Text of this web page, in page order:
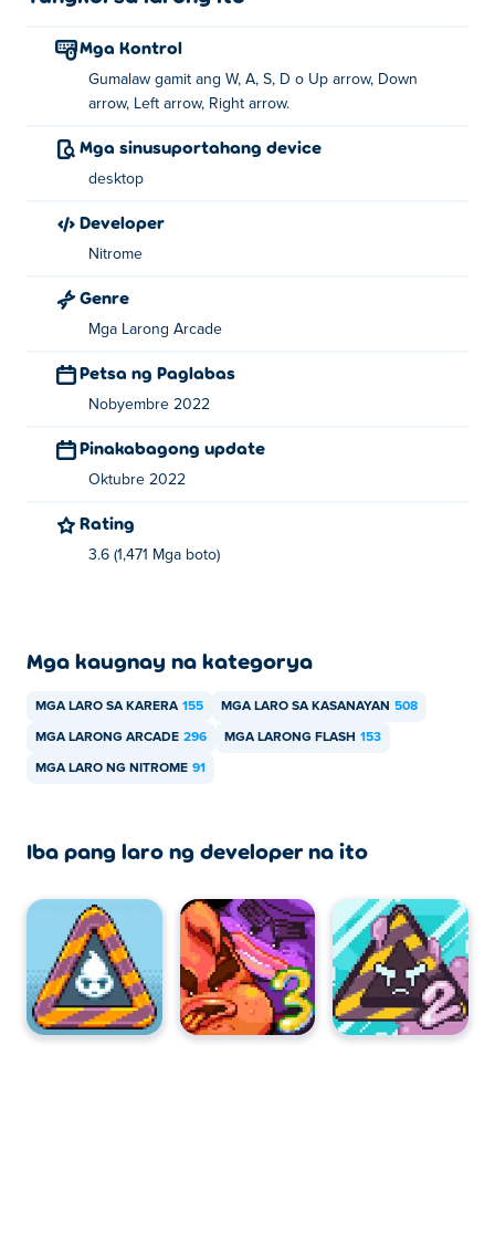
Mga Kontrol
Gumalaw gamit ang W, A, S, D o Up arrow, Down
arrow, Left arrow, Right arrow.
Mga sinusuportahang device
desktop
Developer
Nitrome
Genre
Mga Larong Arcade
Petsa ng Paglabas
Nobyembre 2022
Pinakabagong update
Oktubre 2022
Rating
3.6 (1,471 Mga boto)
Mga kaugnay na kategorya
MGA LARO SA KARERA 155 MGA LARO SA KASANAYAN 508
MGA LARONG ARCADE 296 MGA LARONG FLASH 153
MGA LARO NG NITROME 91
Iba pang laro ng developer na ito